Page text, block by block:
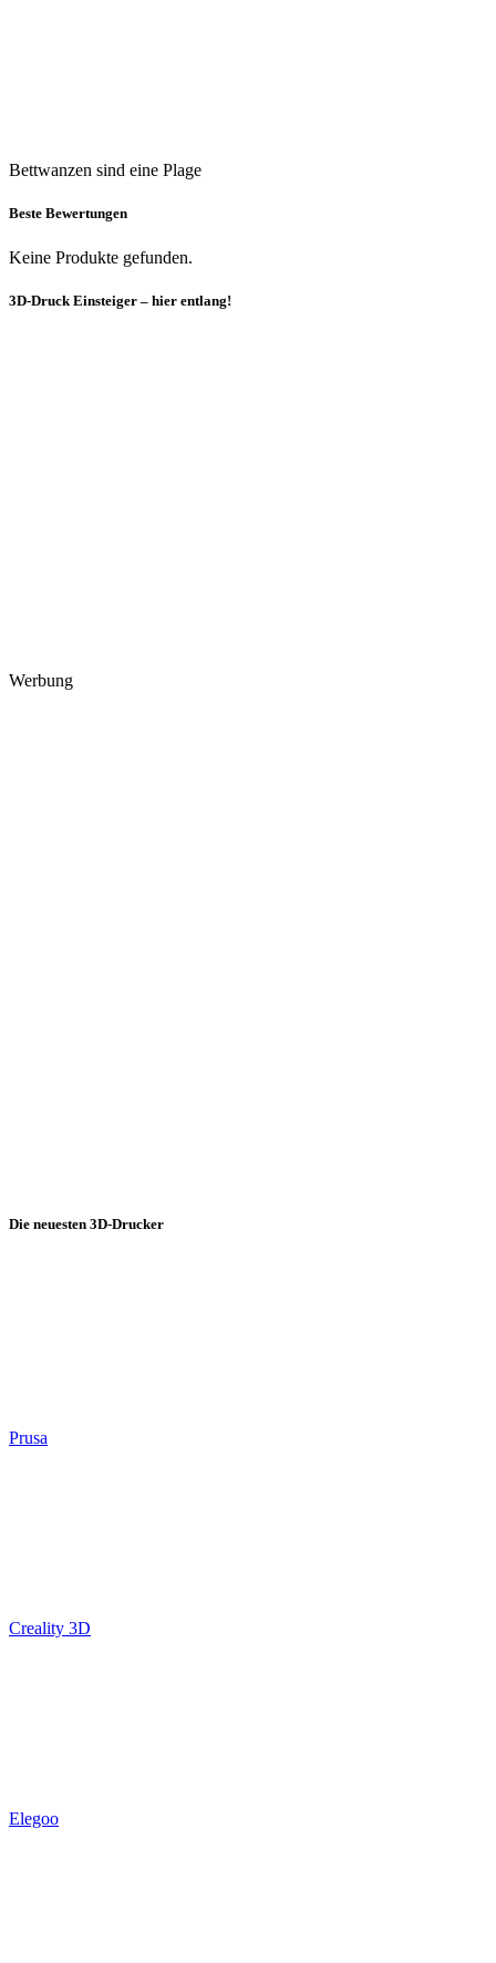
Bettwanzen sind eine Plage
Beste Bewertungen
Keine Produkte gefunden.
3D-Druck Einsteiger – hier entlang!
Werbung
Die neuesten 3D-Drucker
Prusa
Creality 3D
Elegoo